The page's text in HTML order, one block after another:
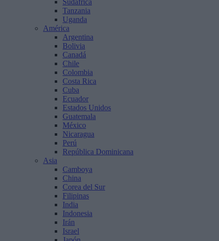
Sudáfrica
Tanzania
Uganda
América
Argentina
Bolivia
Canadá
Chile
Colombia
Costa Rica
Cuba
Ecuador
Estados Unidos
Guatemala
México
Nicaragua
Perú
República Dominicana
Asia
Camboya
China
Corea del Sur
Filipinas
India
Indonesia
Irán
Israel